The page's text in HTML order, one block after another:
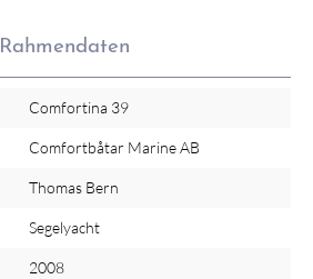
Rahmendaten
Comfortina 39
Comfortbåtar Marine AB
Thomas Bern
Segelyacht
2008